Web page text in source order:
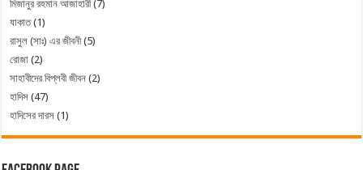
মিজানুর রহমান আজাহারী(7)
যাকাত(1)
রাসুল (সাঃ) এর জীবনী(5)
রোজা (2)
সাহাবীদের বিপ্লবী জীবন (2)
হাদিস (47)
হাদিসের দারস (1)